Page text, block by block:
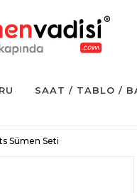
SAAT / TABLO /
Sümen Seti